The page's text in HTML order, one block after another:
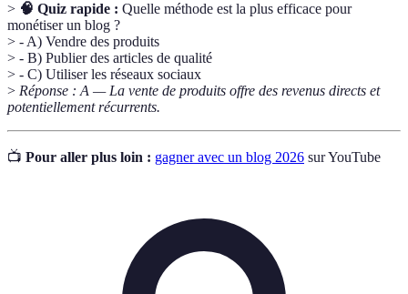
> 🧠 Quiz rapide : Quelle méthode est la plus efficace pour
monétiser un blog ?
> - A) Vendre des produits
> - B) Publier des articles de qualité
> - C) Utiliser les réseaux sociaux
> Réponse : A — La vente de produits offre des revenus directs et
potentiellement récurrents.
📺 Pour aller plus loin : gagner avec un blog 2026 sur YouTube